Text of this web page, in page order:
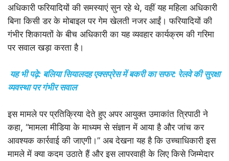
अधिकारी फरियादियों की समस्याएं सुन रहे थे, वहीं यह महिला अधिकारी
बिना किसी डर के मोबाइल पर गेम खेलती नजर आईं। फरियादियों की
गंभीर शिकायतों के बीच अधिकारी का यह व्यवहार कार्यक्रम की गरिमा
पर सवाल खड़ा करता है।
यह भी पढ़े: बलिया सियालदह एक्सप्रेस में बकरी का सफर: रेलवे की सुरक्षा
व्यवस्था पर गंभीर सवाल
इस मामले पर प्रतिक्रिया देते हुए अपर आयुक्त उमाकांत त्रिपाठी ने
कहा, “मामला मीडिया के माध्यम से संज्ञान में आया है और जांच कर
आवश्यक कार्रवाई की जाएगी।” अब देखना यह है कि उच्चाधिकारी इस
मामले में क्या कदम उठाते हैं और इस लापरवाही के लिए किसे जिम्मेदार